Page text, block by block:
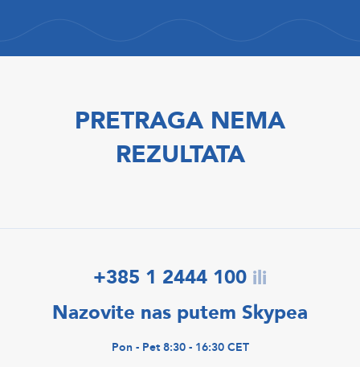
PRETRAGA NEMA
REZULTATA
+385 1 2444 100 ili
Nazovite nas putem Skypea
Pon - Pet 8:30 - 16:30 CET